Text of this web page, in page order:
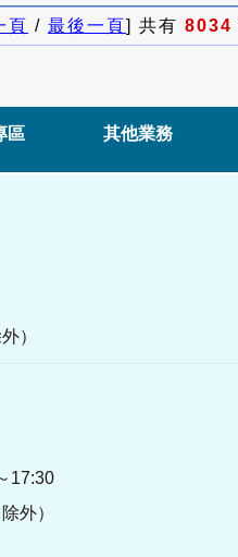
頁 / 最後一頁] 共有 8034
區 其他業務
）
17:30
外）